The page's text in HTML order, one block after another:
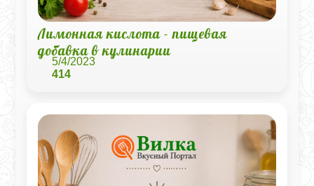
Лимонная кислота - пищевая
добавка в кулинарии
5/4/2023
414